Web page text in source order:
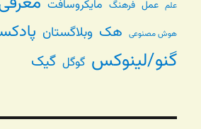
علم عمل فرهنگ مایکروسافت
هوش مصنوعی هک وبلاگستان
گنو/لینوکس گوگل گیک